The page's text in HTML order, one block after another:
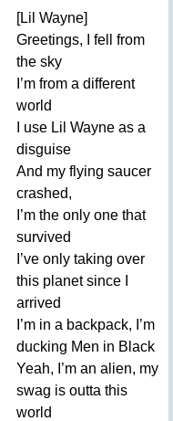
[Lil Wayne]
Greetings, fell
from
the sky
’m from a different
world
use Lil Wayne as a
disguise
And my flying saucer
crashed,
’m the only one that
survived
’ve only taking over
this planet since
arrived
’m in a backpack, ’m
ducking Men in Black
Yeah, ’m an alien, my
swag is outta this
world